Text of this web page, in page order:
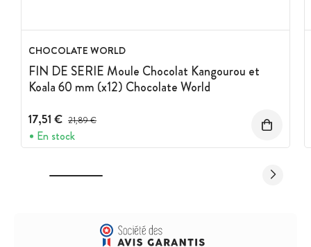
CHOCOLATE WORLD
FIN DE SERIE Moule Chocolat Kangourou et
Koala 60 mm (x12) Chocolate World
17,51 € Prix avant réduction :
21,89 €
En stock